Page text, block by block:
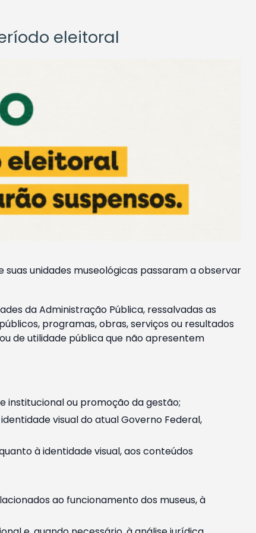
eleitoral
suas unidades museológicas passaram a observar
da Administração Pública, ressalvadas as
programas, obras, serviços ou resultados
de utilidade pública que não apresentem
institucional ou promoção da gestão;
visual do atual Governo Federal,
à identidade visual, aos conteúdos
ao funcionamento dos museus, à